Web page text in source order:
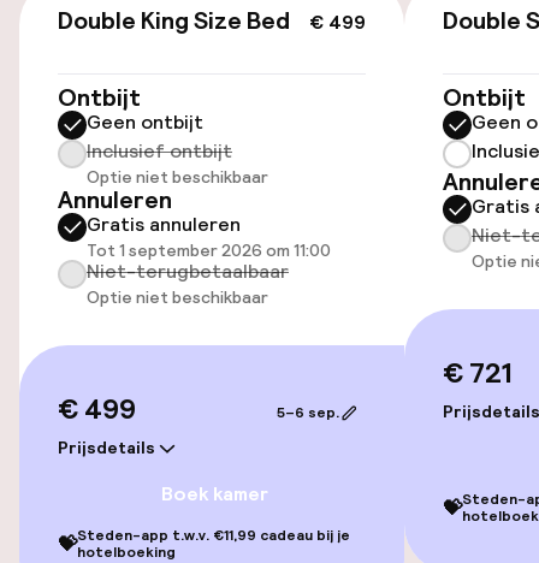
Openbaar parkeren
Toegankelijkheid
Overal rolstoeltoegankelijk
Lift
Zwemmen & wellness
Fitnessruimte / gym
Entertainment
Betaalde wifi
€ 499
Double King Size Bed
Ontbijt
Geen ontbijt
Inclusief ontbijt
Optie niet beschikbaar
Annuleren
Gratis annuleren
Tot 1 september 2026 om 11:00
Niet-terugbetaalbaar
Optie niet beschikbaar
€ 499
Prijsdetails
5–6 sep.
Boek kamer
💝Steden-app t.w.v. €11,99 cadeau bij je
hotelboeking
Double
Ontbijt
Geen
Gratis
Niet-
Optie
€ 721
Prijsdetails
💝Steden-